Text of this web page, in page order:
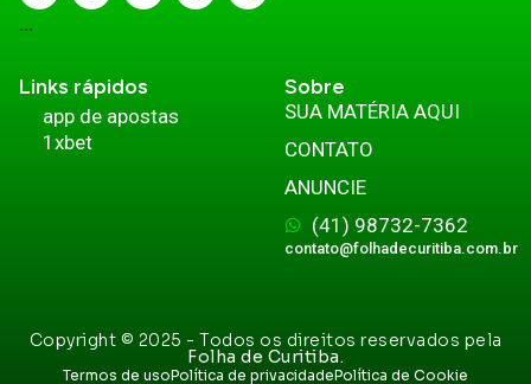
...
Links rápidos
app de apostas
1xbet
Sobre
SUA MATÉRIA AQUI
CONTATO
ANUNCIE
(41) 98732-7362
contato@folhadecuritiba.com.br
Copyright © 2025 - Todos os direitos reservados pela
Folha de Curitiba.
Termos de usoPolítica de privacidadePolítica de Cookie